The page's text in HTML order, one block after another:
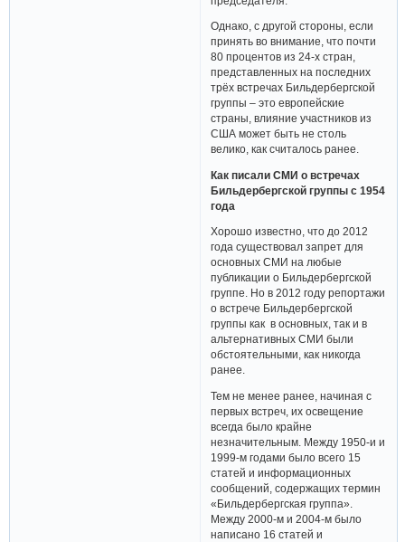
Однако, с другой стороны, если
принять во внимание, что почти
80 процентов из 24-х стран,
представленных на последних
трёх встречах Бильдербергской
группы – это европейские
страны, влияние участников из
США может быть не столь
велико, как считалось ранее.
Как писали СМИ о встречах
Бильдербергской группы с 1954
года
Хорошо известно, что до 2012
года существовал запрет для
основных СМИ на любые
публикации о Бильдербергской
группе. Но в 2012 году репортажи
о встрече Бильдербергской
группы как в основных, так и в
альтернативных СМИ были
обстоятельными, как никогда
ранее.
Тем не менее ранее, начиная с
первых встреч, их освещение
всегда было крайне
незначительным. Между 1950-и и
1999-м годами было всего 15
статей и информационных
сообщений, содержащих термин
«Бильдербергская группа».
Между 2000-м и 2004-м было
написано 16 статей и